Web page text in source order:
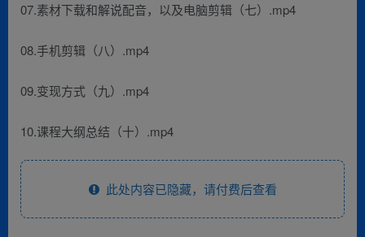
07.素材下载和解说配音，以及电脑剪辑（七）.mp4
08.手机剪辑（八）.mp4
09.变现方式（九）.mp4
10.课程大纲总结（十）.mp4
此处内容已隐藏，请付费后查看